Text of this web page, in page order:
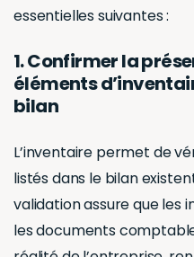
faire
des
CSE?